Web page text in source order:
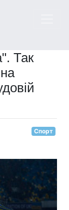
Так
Спорт